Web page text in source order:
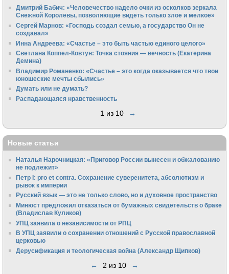
Дмитрий Бабич: «Человечество надело очки из осколков зеркала
Снежной Королевы, позволяющие видеть только злое и мелкое»
Сергей Марнов: «Господь создал семью, а государство Он не
создавал»
Инна Андреева: «Счастье – это быть частью единого целого»
Светлана Коппел-Ковтун: Точка стояния — вечность (Екатерина
Демина)
Владимир Романенко: «Счастье – это когда оказывается что твои
юношеские мечты сбылись»
Думать или не думать?
Распадающаяся нравственность
1 из 10 →
Новые статьи
Наталья Нарочницкая: «Приговор России вынесен и обжалованию
не подлежит»
Петр I: pro et contra. Сохранение суверенитета, абсолютизм и
рывок к империи
Русский язык — это не только слово, но и духовное пространство
Минюст предложил отказаться от бумажных свидетельств о браке
(Владислав Куликов)
УПЦ заявила о независимости от РПЦ
В УПЦ заявили о сохранении отношений с Русской православной
церковью
Дерусификация и теологическая война (Александр Щипков)
← 2 из 10 →